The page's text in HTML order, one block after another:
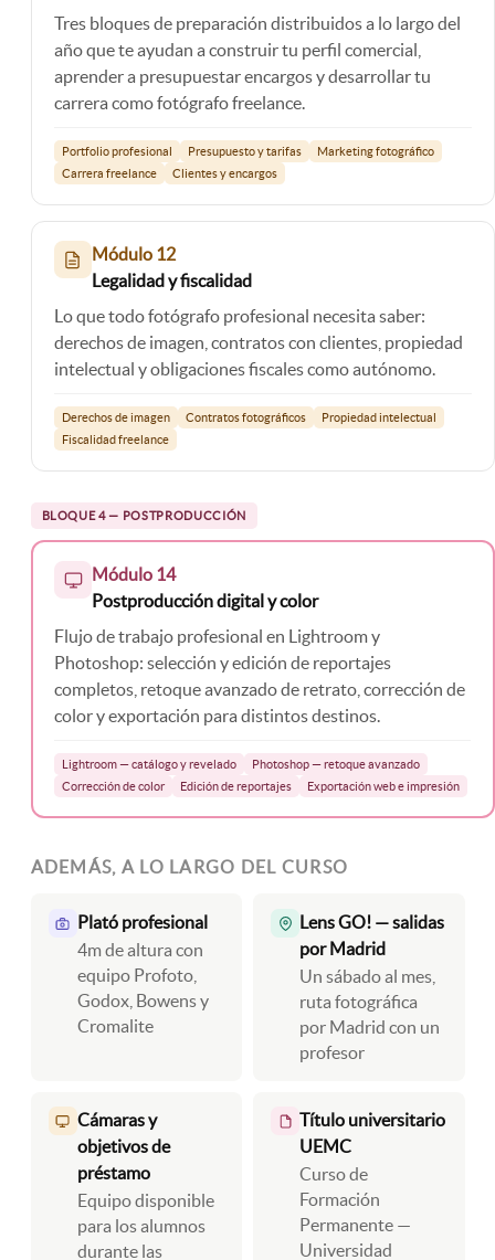
Tres bloques de preparación distribuidos a lo largo del
año que te ayudan a construir tu perfil comercial,
aprender a presupuestar encargos y desarrollar tu
carrera como fotógrafo freelance.
Portfolio profesional Presupuesto y tarifas
Marketing fotográfico
Carrera freelance
Clientes y encargos
Módulo 12
Legalidad y fiscalidad
Lo que todo fotógrafo profesional necesita saber:
derechos de imagen, contratos con clientes, propiedad
intelectual y obligaciones fiscales como autónomo.
Derechos de imagen Contratos fotográficos
Propiedad intelectual
Fiscalidad freelance
BLOQUE 4 — POSTPRODUCCIÓN
Módulo 14
Postproducción digital y color
Flujo de trabajo profesional en Lightroom y
Photoshop: selección y edición de reportajes
completos, retoque avanzado de retrato, corrección de
color y exportación para distintos destinos.
Lightroom — catálogo y revelado
Photoshop — retoque avanzado
Corrección de color
Edición de reportajes Exportación web e impresión
ADEMÁS, A LO LARGO DEL CURSO
Plató profesional
4m de altura con
equipo Profoto,
Godox, Bowens y
Cromalite
Lens GO! — salidas
por Madrid
Un sábado al mes,
ruta fotográfica
por Madrid con un
profesor
Cámaras y
objetivos de
préstamo
Equipo disponible
para los alumnos
durante las
Título universitario
UEMC
Curso de
Formación
Permanente —
Universidad